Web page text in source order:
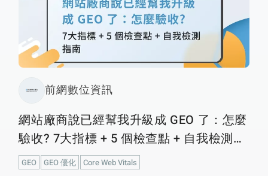
前網數位資訊
網站廠商說已經幫我升級成 GEO 了：怎麼
驗收? 7大指標 + 5 個檢查點 + 自我檢測指
南
GEO GEO 優化 Core Web Vitals